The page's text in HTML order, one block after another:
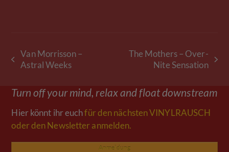
vorheriger
Van Morrisson –
Astral Weeks
The Mothers – Over-
Nite Sensation
Turn off your mind, relax and float downstream
Hier könnt ihr euchfür den nächsten VINYLRAUSCH
oder den Newsletter anmelden.
Anmeldung